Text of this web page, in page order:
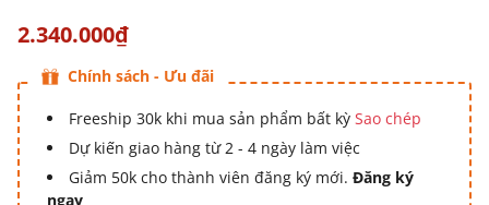
2.340.000₫
Chính sách - Ưu đãi
Freeship 30k khi mua sản phẩm bất kỳ Sao chép
Dự kiến giao hàng từ 2 - 4 ngày làm việc
Giảm 50k cho thành viên đăng ký mới. Đăng ký
ngay